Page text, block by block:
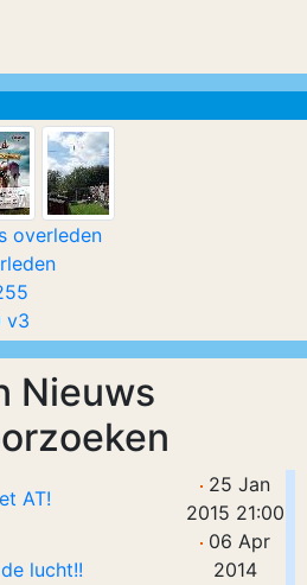
Nieuws
AT!
25 Jan
2015 21:00
lucht!!
06 Apr
2014
overleden
v3